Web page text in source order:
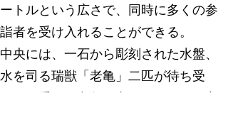
ートルという広さで、同時に多くの参
詣者を受け入れることができる。
中央には、一石から彫刻された水盤、
水を司る瑞獣「老亀」二匹が待ち受
け、二重双頭老亀の六つの口から四方